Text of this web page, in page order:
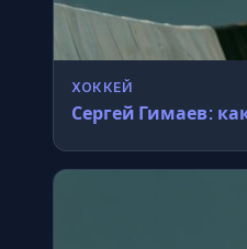
ХОККЕЙ
Сергей Гимаев: